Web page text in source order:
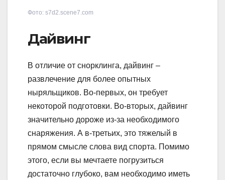
Фото: s7d2.scene7.com
Дайвинг
В отличие от снорклинга, дайвинг –
развлечение для более опытных
ныряльщиков. Во-первых, он требует
некоторой подготовки. Во-вторых, дайвинг
значительно дороже из-за необходимого
снаряжения. А в-третьих, это тяжелый в
прямом смысле слова вид спорта. Помимо
этого, если вы мечтаете погрузиться
достаточно глубоко, вам необходимо иметь